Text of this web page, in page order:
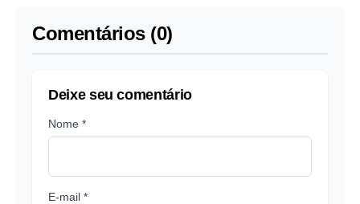
Comentários (0)
Deixe seu comentário
Nome *
E-mail *